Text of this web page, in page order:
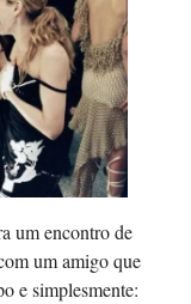
um encontro de
um amigo que
e simplesmente: